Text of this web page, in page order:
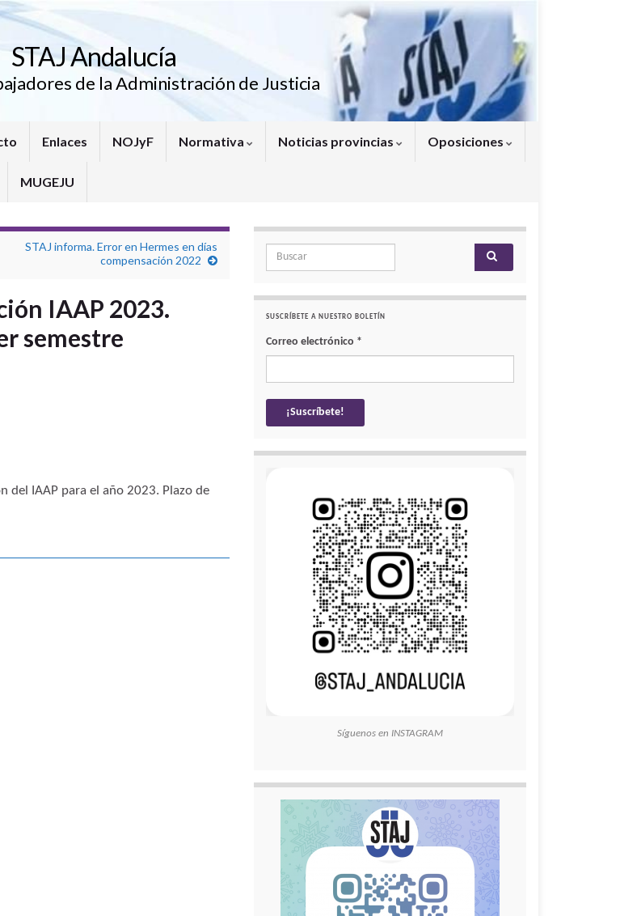
STAJ Andalucía
de la Administración de Justicia
Enlaces NOJyF Normativa Noticias provincias Oposiciones
MUGEJU
STAJ informa. Error en Hermes en días
compensación 2022
IAAP 2023.
semestre
del IAAP para el año 2023. Plazo de
Search for:
SUSCRÍBETE A NUESTRO BOLETÍN
Correo electrónico *
Síguenos en INSTAGRAM